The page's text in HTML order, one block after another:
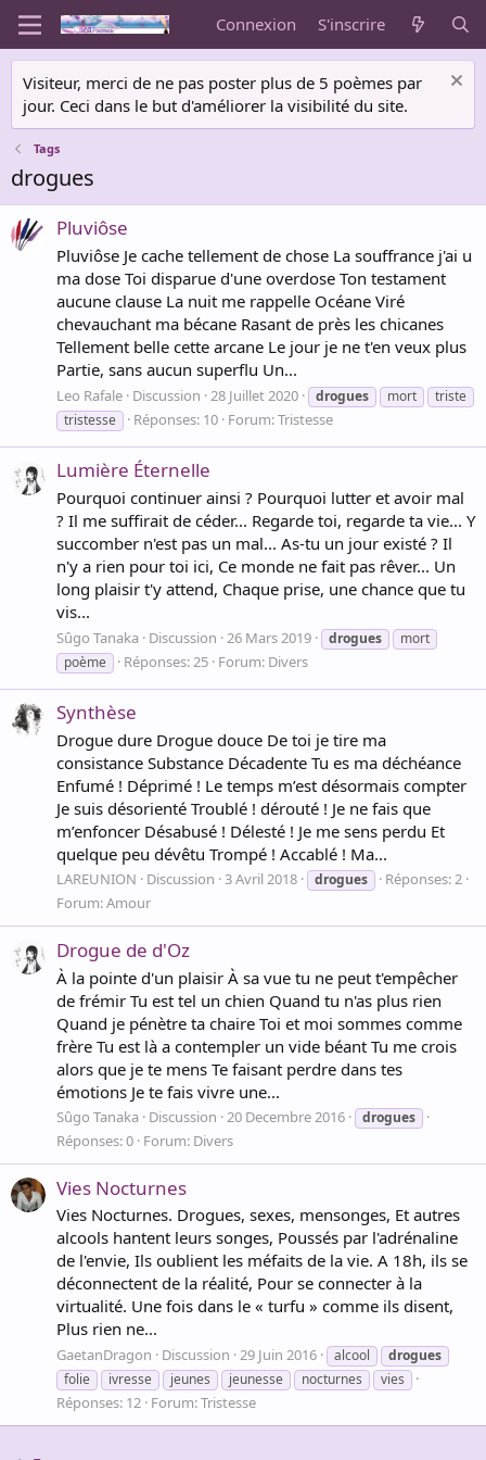
Connexion S'inscrire
Visiteur, merci de ne pas poster plus de 5 poèmes par
jour. Ceci dans le but d'améliorer la visibilité du site.
Tags
drogues
Pluviôse
Pluviôse Je cache tellement de chose La souffrance j'ai u
ma dose Toi disparue d'une overdose Ton testament
aucune clause La nuit me rappelle Océane Viré
chevauchant ma bécane Rasant de près les chicanes
Tellement belle cette arcane Le jour je ne t'en veux plus
Partie, sans aucun superflu Un...
Leo Rafale Discussion 28 Juillet 2020 drogues mort
triste
tristesse
Réponses: 10 Forum:Tristesse
Lumière Éternelle
Pourquoi continuer ainsi ? Pourquoi lutter et avoir mal
? Il me suffirait de céder... Regarde toi, regarde ta vie... Y
succomber n'est pas un mal... As-tu un jour existé ? Il
n'y a rien pour toi ici, Ce monde ne fait pas rêver... Un
long plaisir t'y attend, Chaque prise, une chance que tu
vis...
Sûgo Tanaka Discussion 26 Mars 2019 drogues
mort
poème
Réponses: 25 Forum: Divers
Synthèse
Drogue dure Drogue douce De toi je tire ma
consistance Substance Décadente Tu es ma déchéance
Enfumé ! Déprimé ! Le temps m’est désormais compter
Je suis désorienté Troublé ! dérouté ! Je ne fais que
m’enfoncer Désabusé ! Délesté ! Je me sens perdu Et
quelque peu dévêtu Trompé ! Accablé ! Ma...
LAREUNION Discussion 3 Avril 2018 drogues
Réponses: 2
Forum:Amour
Drogue de d'Oz
À la pointe d'un plaisir À sa vue tu ne peut t'empêcher
de frémir Tu est tel un chien Quand tu n'as plus rien
Quand je pénètre ta chaire Toi et moi sommes comme
frère Tu est là a contempler un vide béant Tu me crois
alors que je te mens Te faisant perdre dans tes
émotions Je te fais vivre une...
Sûgo Tanaka Discussion 20 Decembre 2016 drogues
Réponses: 0 Forum: Divers
Vies Nocturnes
Vies Nocturnes. Drogues, sexes, mensonges, Et autres
alcools hantent leurs songes, Poussés par l'adrénaline
de l'envie, Ils oublient les méfaits de la vie. A 18h, ils se
déconnectent de la réalité, Pour se connecter à la
virtualité. Une fois dans le « turfu » comme ils disent,
Plus rien ne...
GaetanDragon Discussion 29 Juin 2016 alcool
drogues
folie
ivresse jeunes jeunesse nocturnes vies
Réponses: 12 Forum:Tristesse